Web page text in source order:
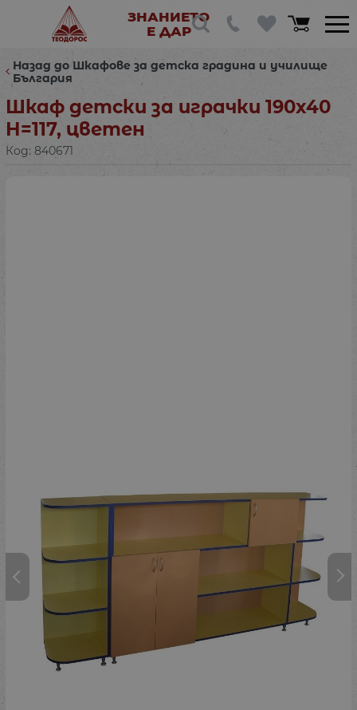
ЗНАНИЕТО
Е ДАР
Назад до Шкафове за детска градина и училище
България
Шкаф детски за играчки 190х40
Н=117, цветен
Код: 840671